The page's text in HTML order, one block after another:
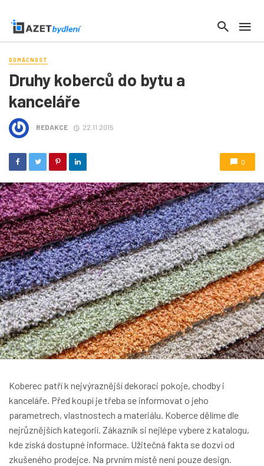
DOMÁCNOST
Druhy koberců do bytu a
kanceláře
REDAKCE 22.11.2015
0
Koberec patří k nejvýraznější dekoraci pokoje, chodby i
kanceláře. Před koupí je třeba se informovat o jeho
parametrech, vlastnostech a materiálu. Koberce dělíme dle
nejrůznějších kategorií. Zákazník si nejlépe vybere z katalogu,
kde získá dostupné informace. Užitečná fakta se dozví od
zkušeného prodejce. Na prvním místě není pouze design.